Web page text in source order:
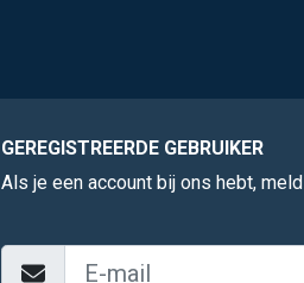
GEREGISTREERDE GEBRUIKER
Als je een account bij ons hebt, meld